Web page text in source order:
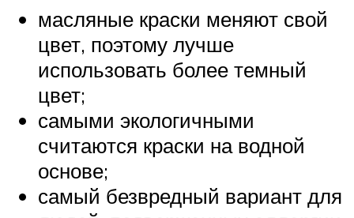
масляные краски меняют свой
цвет, поэтому лучше
использовать более темный
цвет;
самыми экологичными
считаются краски на водной
основе;
самый безвредный вариант для